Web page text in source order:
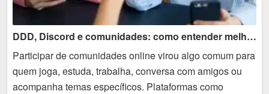
DDD, Discord e comunidades: como entender melhor contatos online
Participar de comunidades online virou algo comum para
quem joga, estuda, trabalha, conversa com amigos ou
acompanha temas específicos. Plataformas como